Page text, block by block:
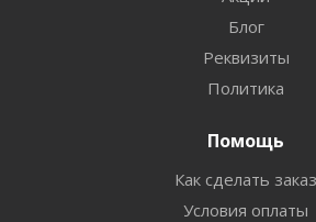
Блог
Реквизиты
Политика
Помощь
Как сделать заказ
Условия оплаты